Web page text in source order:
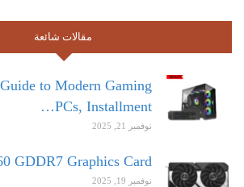
مقالات شائعة
to Modern Gaming
PCs, Installment…
نوفمبر 21, 2025
GDDR7 Graphics Card
نوفمبر 19, 2025